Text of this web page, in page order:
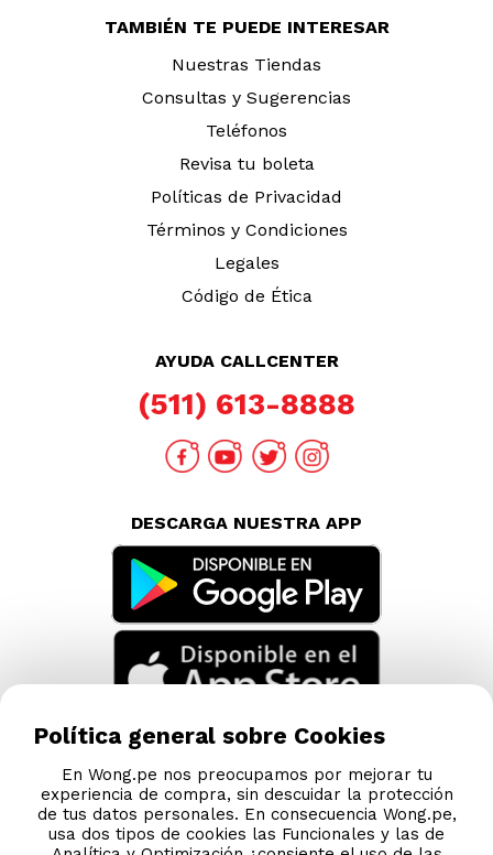
TAMBIÉN TE PUEDE INTERESAR
Nuestras Tiendas
Consultas y Sugerencias
Teléfonos
Revisa tu boleta
Políticas de Privacidad
Términos y Condiciones
Legales
Código de Ética
AYUDA CALLCENTER
(511) 613-8888
DESCARGA NUESTRA APP
Política general sobre Cookies
En Wong.pe nos preocupamos por mejorar tu
experiencia de compra, sin descuidar la protección
de tus datos personales. En consecuencia Wong.pe,
usa dos tipos de cookies las Funcionales y las de